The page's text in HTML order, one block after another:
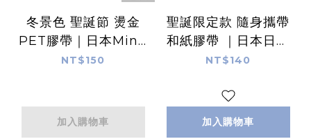
冬景色 聖誕節 燙金
PET膠帶｜日本Mind
Wave
NT$150
加入購物車
聖誕限定款 隨身攜帶
和紙膠帶 ｜日本日本
KITTA
NT$140
加入購物車